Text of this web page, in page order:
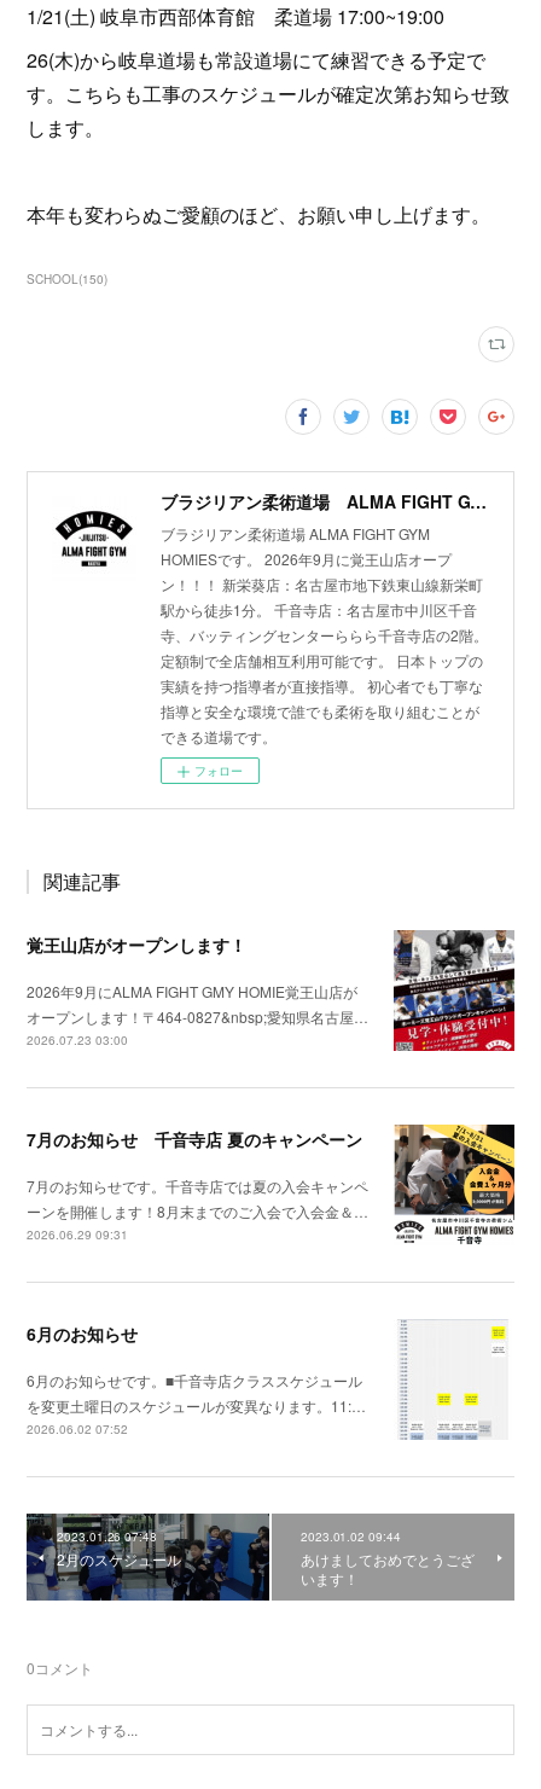
1/21(土) 岐阜市西部体育館 柔道場 17:00~19:00
26(木)から岐阜道場も常設道場にて練習できる予定で
す。こちらも工事のスケジュールが確定次第お知らせ致
します。
本年も変わらぬご愛顧のほど、お願い申し上げます。
SCHOOL(150)
ブラジリアン柔術道場 ALMA FIGHT GYM HOMIES(ホーミーズ)
ブラジリアン柔術道場 ALMA FIGHT GYM
HOMIESです。 2026年9月に覚王山店オープ
ン！！！ 新栄葵店：名古屋市地下鉄東山線新栄町
駅から徒歩1分。 千音寺店：名古屋市中川区千音
寺、バッティングセンターららら千音寺店の2階。
定額制で全店舗相互利用可能です。 日本トップの
実績を持つ指導者が直接指導。 初心者でも丁寧な
指導と安全な環境で誰でも柔術を取り組むことが
できる道場です。
フォロー
関連記事
覚王山店がオープンします！
2026年9月にALMA FIGHT GMY HOMIE覚王山店が
オープンします！〒464-0827&nbsp;愛知県名古屋…
2026.07.23 03:00
7月のお知らせ 千音寺店 夏のキャンペーン
7月のお知らせです。千音寺店では夏の入会キャンペ
ーンを開催します！8月末までのご入会で入会金＆…
2026.06.29 09:31
6月のお知らせ
6月のお知らせです。■千音寺店クラススケジュール
を変更土曜日のスケジュールが変異なります。11:…
2026.06.02 07:52
2023.01.26 07:48
2月のスケジュール
2023.01.02 09:44
あけましておめでとうござ
います！
0コメント